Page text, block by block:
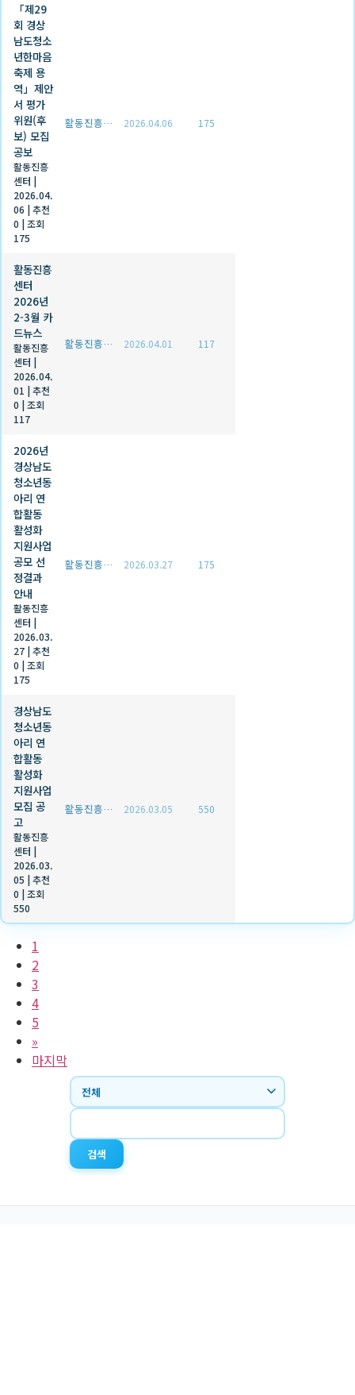
「제29
회 경상
남도청소
년한마음
축제 용
역」제안
서 평가
위원(후
보) 모집
공보
활동진흥
센터 |
2026.04.
06 |추천
0 |조회
175
활동진흥센터 2026.04.06 175
활동진흥
센터
2026년
2-3월 카
드뉴스
활동진흥
센터 |
2026.04.
01 |추천
0 |조회
117
활동진흥센터 2026.04.01 117
2026년
경상남도
청소년동
아리 연
합활동
활성화
지원사업
공모 선
정결과
안내
활동진흥
센터 |
2026.03.
27 |추천
0 |조회
175
활동진흥센터 2026.03.27 175
경상남도
청소년동
아리 연
합활동
활성화
지원사업
모집 공
고
활동진흥
센터 |
2026.03.
05 |추천
0 |조회
550
활동진흥센터 2026.03.05 550
1
2
3
4
5
»
마지막
검색